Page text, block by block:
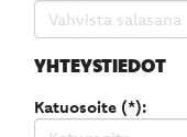
YHTEYSTIEDOT
Katuosoite (*):